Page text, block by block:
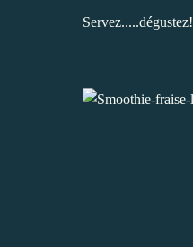
Servez.....dégustez!